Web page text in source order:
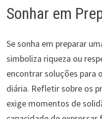
Sonhar em
Se sonha em preparar
simboliza riqueza ou
encontrar soluções para
diária. Refletir sobre os
exige momentos de